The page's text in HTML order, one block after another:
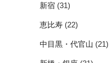
新宿 (31)
恵比寿 (22)
中目黒・代官山 (21)